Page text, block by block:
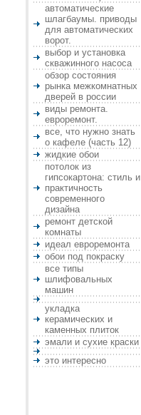
автоматические
шлагбаумы. приводы
для автоматических
ворот.
выбор и установка
скважинного насоса
обзор состояния
рынка межкомнатных
дверей в россии
виды ремонта.
евроремонт.
все, что нужно знать
о кафеле (часть 12)
жидкие обои
потолок из
гипсокартона: стиль и
практичность
современного
дизайна
ремонт детской
комнаты
идеал евроремонта
обои под покраску
все типы
шлифовальных
машин
укладка
керамических и
каменных плиток
эмали и сухие краски
это интересно